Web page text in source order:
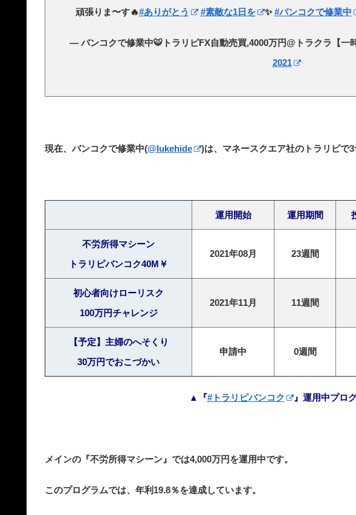
頑張りま〜す🔥#ありがとう #素敵な1日を ✨#バンコクで修業中
— バンコクで修業中🐯トラリピFX自動売買,4000万円@トラクラ【一
2021
現在、バンコクで修業中(@lukehide )は、マネースクエア社のトラリピで
運用開始 運用期間
不労所得マシーン
トラリピバンコク40M￥
2021年08月 23週間
初心者向けローリスク
100万円チャレンジ
2021年11月 11週間
【予定】主婦のへそくり
30万円でおこづかい
申請中 0週間
▲『#トラリピバンコク 』運用中プロ
メインの『不労所得マシーン』では4,000万円を運用中です。
このプログラムでは、年利19.8％を達成しています。